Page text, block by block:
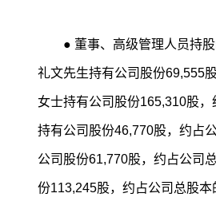
● 董事、高级管理人员持股的基本情况：截至2026年6月2日，董事兼总经理陈
礼文先生持有公司股份69,555
女士持有公司股份165,310股
持有公司股份46,770股，约占
公司股份61,770股，约占公司
份113,245股，约占公司总股本